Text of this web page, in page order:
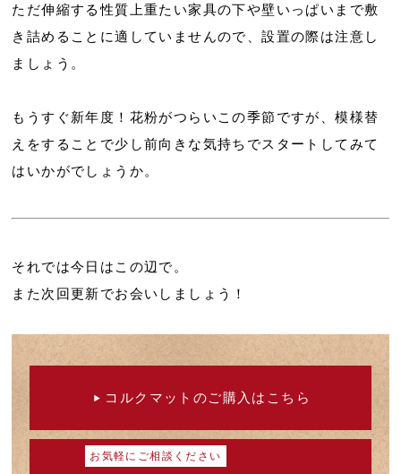
ただ伸縮する性質上重たい家具の下や壁いっぱいまで敷
き詰めることに適していませんので、設置の際は注意し
ましょう。
もうすぐ新年度！花粉がつらいこの季節ですが、模様替
えをすることで少し前向きな気持ちでスタートしてみて
はいかがでしょうか。
それでは今日はこの辺で。
また次回更新でお会いしましょう！
コルクマットのご購入はこちら
お気軽にご相談ください